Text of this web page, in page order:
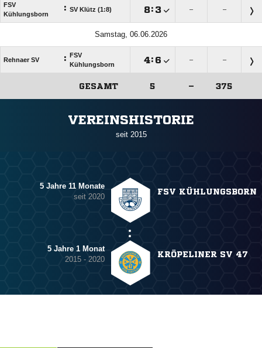
FSV
Kühlungsborn
: SV Klütz (1:8) :  – –
Samstag, 06.06.2026
Rehnaer SV : FSV
Kühlungsborn
:  – –
GESAMT 5 – 375
VEREINSHISTORIE
seit 2015
5 Jahre 11 Monate
seit 2020
FSV KÜHLUNGSBORN
5 Jahre 1 Monat
2015 - 2020
KRÖPELINER SV 47